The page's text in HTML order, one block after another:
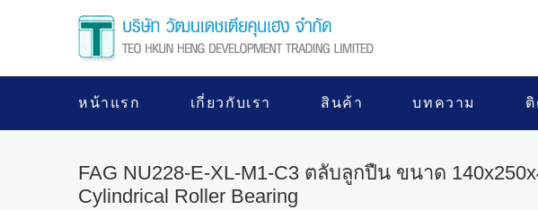
หน้าแรก เกี่ยวกับเรา สินค้า บทความ ติ
FAG NU228-E-XL-M1-C3 ตลับลูกปืน ขนาด
Cylindrical Roller Bearing